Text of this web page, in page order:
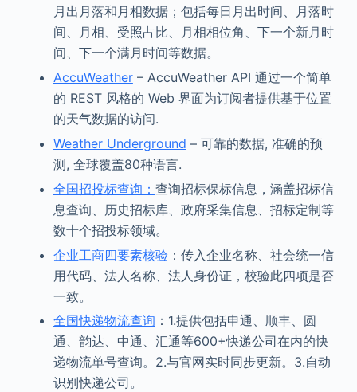
月出月落和月相数据；包括每日月出时间、月落时
间、月相、受照占比、月相相位角、下一个新月时
间、下一个满月时间等数据。
AccuWeather– AccuWeather API 通过一个简单
的 REST 风格的 Web 界面为订阅者提供基于位置
的天气数据的访问.
Weather Underground – 可靠的数据, 准确的预
测, 全球覆盖80种语言.
全国招投标查询： 查询招标保标信息，涵盖招标信
息查询、历史招标库、政府采集信息、招标定制等
数十个招投标领域。
企业工商四要素核验：传入企业名称、社会统一信
用代码、法人名称、法人身份证，校验此四项是否
一致。
全国快递物流查询 ：1.提供包括申通、顺丰、圆
通、韵达、中通、汇通等600+快递公司在内的快
递物流单号查询。2.与官网实时同步更新。3.自动
识别快递公司。